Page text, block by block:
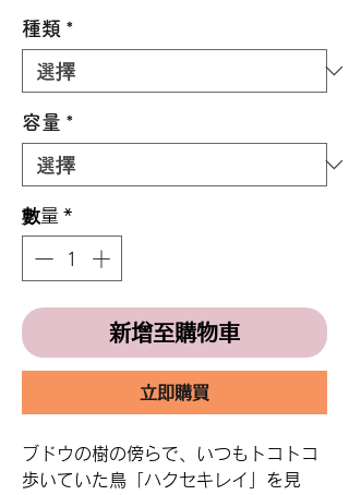
種類 *
容量 *
數量 *
新增至購物車
立即購買
ブドウの樹の傍らで、いつもトコトコ
歩いていた鳥「ハクセキレイ」を見